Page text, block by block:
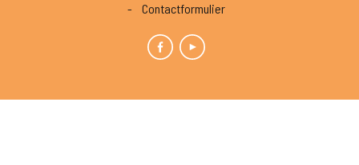
Contactformulier